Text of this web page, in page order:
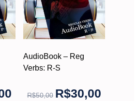
AudioBook – Reg
Verbs: R-S
R$50,00 R$30,00